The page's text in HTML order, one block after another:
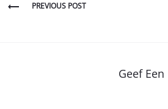
PREVIOUS POST
Geef